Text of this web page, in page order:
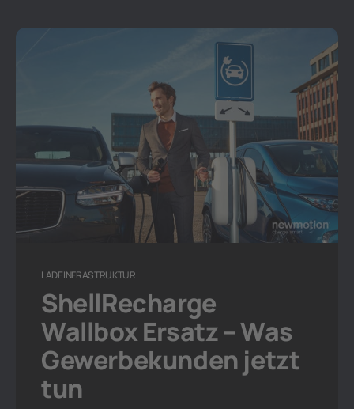
LADEINFRASTRUKTUR
ShellRecharge
Wallbox Ersatz – Was
Gewerbekunden jetzt
tun